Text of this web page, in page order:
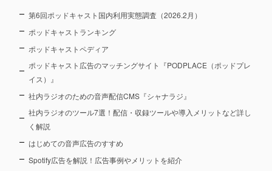
第6回ポッドキャスト国内利用実態調査（2026.2月）
ポッドキャストランキング
ポッドキャストペディア
ポッドキャスト広告のマッチングサイト『PODPLACE（ポッドプレ
イス）』
社内ラジオのための音声配信CMS『シャナラジ』
社内ラジオのツール7選！配信・収録ツールや導入メリットなど詳し
く解説
はじめての音声広告のすすめ
Spotify広告を解説！広告事例やメリットを紹介